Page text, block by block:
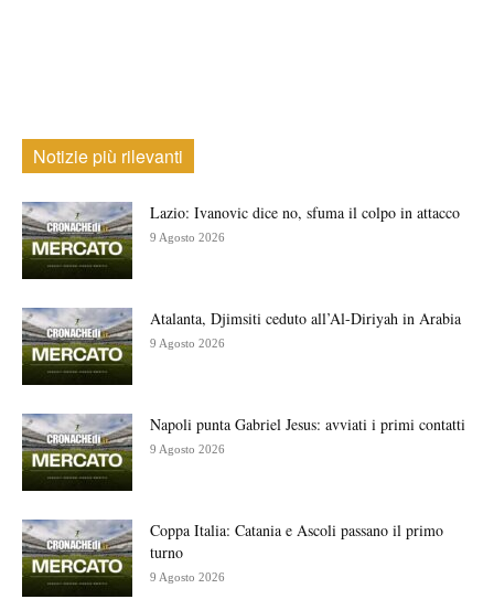
Notizie più rilevanti
Lazio: Ivanovic dice no, sfuma il colpo in attacco
9 Agosto 2026
Atalanta, Djimsiti ceduto all’Al-Diriyah in Arabia
9 Agosto 2026
Napoli punta Gabriel Jesus: avviati i primi contatti
9 Agosto 2026
Coppa Italia: Catania e Ascoli passano il primo
turno
9 Agosto 2026